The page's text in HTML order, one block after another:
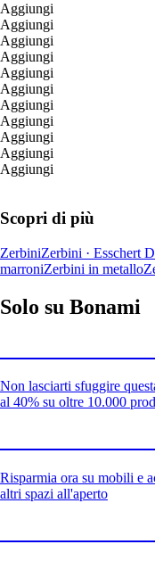
Aggiungi
Aggiungi
Aggiungi
Aggiungi
Aggiungi
Aggiungi
Aggiungi
Aggiungi
Aggiungi
Aggiungi
Aggiungi
Scopri di più
ZerbiniZerbini · Esschert
marroniZerbini in metallo
Solo su Bonami
Non lasciarti sfuggire
al 40% su oltre 10.000
Risparmia ora su mobili e
altri spazi all'aperto